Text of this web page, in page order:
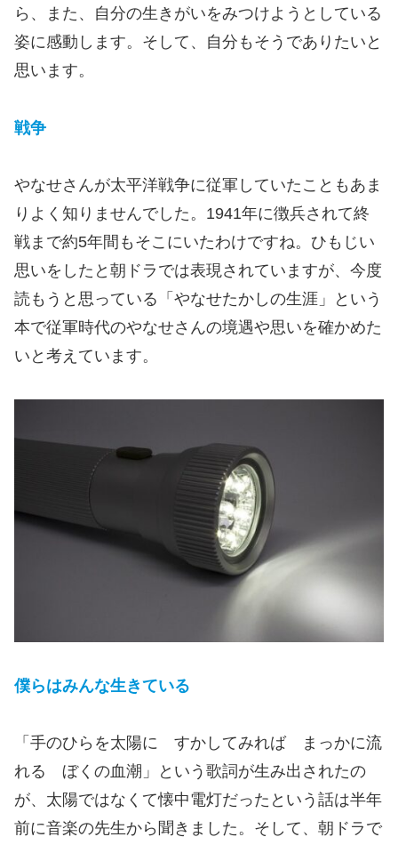
ら、また、自分の生きがいをみつけようとしている
姿に感動します。そして、自分もそうでありたいと
思います。
戦争
やなせさんが太平洋戦争に従軍していたこともあま
りよく知りませんでした。1941年に徴兵されて終
戦まで約5年間もそこにいたわけですね。ひもじい
思いをしたと朝ドラでは表現されていますが、今度
読もうと思っている「やなせたかしの生涯」という
本で従軍時代のやなせさんの境遇や思いを確かめた
いと考えています。
僕らはみんな生きている
「手のひらを太陽に すかしてみれば まっかに流
れる ぼくの血潮」という歌詞が生み出されたの
が、太陽ではなくて懐中電灯だったという話は半年
前に音楽の先生から聞きました。そして、朝ドラで